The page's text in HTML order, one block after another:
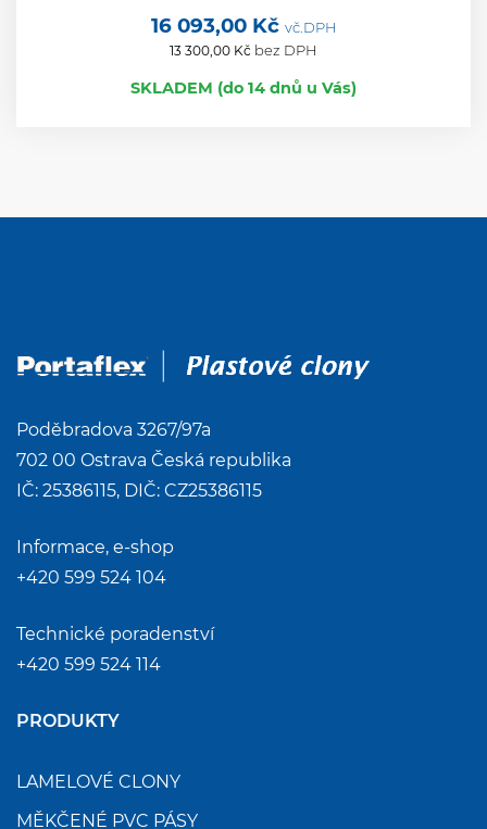
16 093,00 Kč vč.DPH
13 300,00 Kč bez DPH
SKLADEM (do 14 dnů u Vás)
Poděbradova 3267/97a
702 00 Ostrava Česká republika
IČ: 25386115, DIČ: CZ25386115
Informace, e-shop
+420 599 524 104
Technické poradenství
+420 599 524 114
PRODUKTY
LAMELOVÉ CLONY
MĚKČENÉ PVC PÁSY